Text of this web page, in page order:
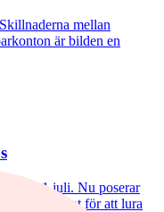
mellan
är bilden en
den 1 juli. Nu poserar
dokument för att lura